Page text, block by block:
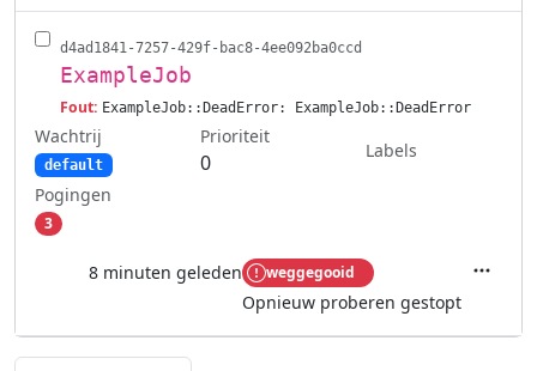
d4ad1841-7257-429f-bac8-4ee092ba0ccd
ExampleJob
Fout: ExampleJob::DeadError: ExampleJob::DeadError
Wachtrij
default
Prioriteit
0
Labels
Pogingen
3
8 minuten geleden weggegooid
Opnieuw proberen gestopt